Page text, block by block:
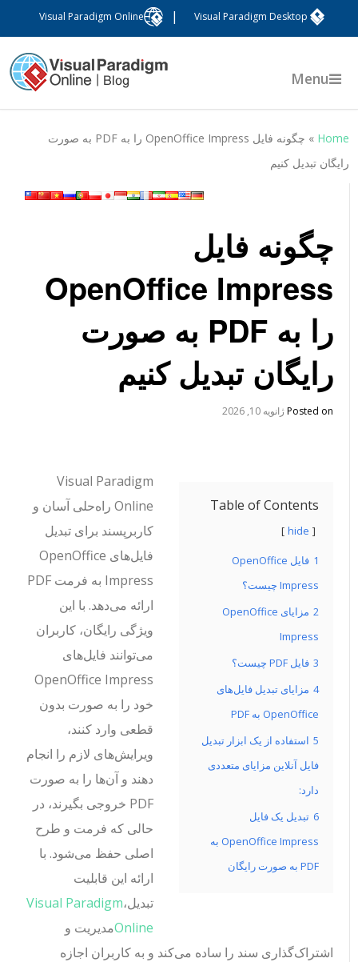
Visual Paradigm Desktop
Visual Paradigm Online
Menu
Home
»
چگونه فایل OpenOffice Impress را به PDF به صورت
رایگان تبدیل کنیم
چگونه فایل
OpenOffice Impress
را به PDF به صورت
رایگان تبدیل کنیم
Posted onژانویه 10, 2026
Table of Contents
hide
فایل OpenOffice
Impress چیست؟
مزایای OpenOffice
Impress
فایل PDF چیست؟
مزایای تبدیل فایل‌های
OpenOffice به PDF
استفاده از یک ابزار تبدیل
فایل آنلاین مزایای متعددی
دارد:
تبدیل یک فایل
OpenOffice Impress به
PDF به صورت رایگان
Visual Paradigm
Online راه‌حلی آسان و
کاربرپسند برای تبدیل
فایل‌های OpenOffice
Impress به فرمت PDF
ارائه می‌دهد. با این
ویژگی رایگان، کاربران
می‌توانند فایل‌های
OpenOffice Impress
خود را به صورت بدون
قطعی وارد کنند،
ویرایش‌های لازم را انجام
دهند و آن‌ها را به صورت
PDF خروجی بگیرند، در
حالی که فرمت و طرح
اصلی حفظ می‌شود. با
ارائه این قابلیت
تبدیل، Visual Paradigm
Onlineمدیریت و
اشتراک‌گذاری سند را ساده می‌کند و به کاربران اجازه